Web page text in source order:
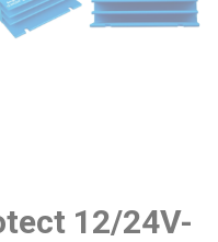
12/24V-